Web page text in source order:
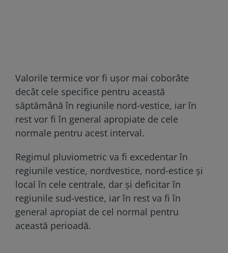
Valorile termice vor fi ușor mai coborâte
decât cele specifice pentru această
săptămână în regiunile nord-vestice, iar în
rest vor fi în general apropiate de cele
normale pentru acest interval.
Regimul pluviometric va fi excedentar în
regiunile vestice, nordvestice, nord-estice și
local în cele centrale, dar și deficitar în
regiunile sud-vestice, iar în rest va fi în
general apropiat de cel normal pentru
această perioadă.